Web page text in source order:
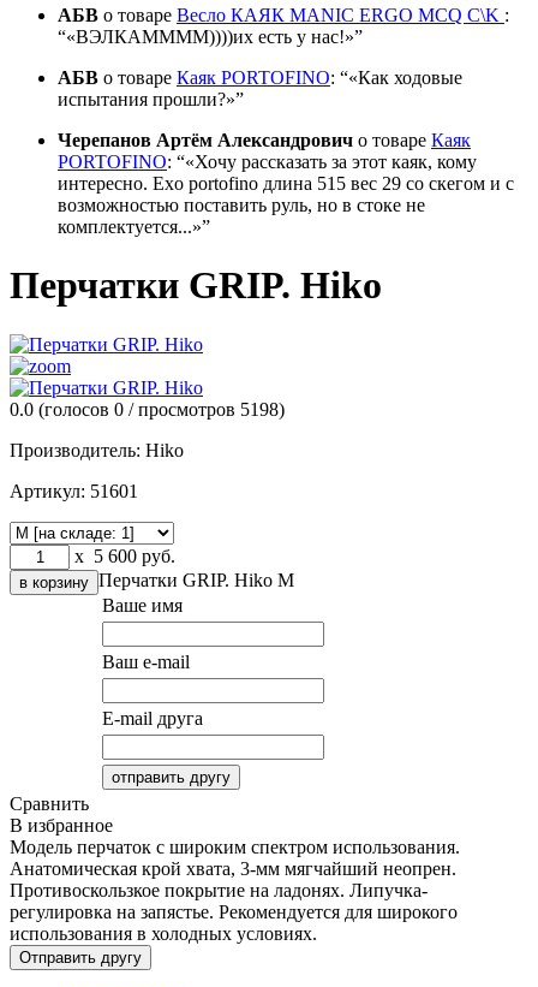
АБВ о товаре Весло КАЯК MANIC ERGO MCQ C\K :
«ВЭЛКАММММ))))их есть у нас!»
АБВ о товаре Каяк PORTOFINO:
«Как ходовые
испытания прошли?»
Черепанов Артём Александрович о товаре Каяк
PORTOFINO:
«Хочу рассказать за этот каяк, кому
интересно. Exo portofino длина 515 вес 29 со скегом и с
возможностью поставить руль, но в стоке не
комплектуется...»
Перчатки GRIP. Hiko
0.0 (голосов 0 / просмотров 5198)
Производитель: Hiko
Артикул: 51601
x 5 600 руб.
Перчатки GRIP. Hiko M
Ваше имя
Ваш e-mail
E-mail друга
Сравнить
В избранное
Модель перчаток с широким спектром использования.
Анатомическая крой хвата, 3-мм мягчайший неопрен.
Противоскользкое покрытие на ладонях. Липучка-
регулировка на запястье. Рекомендуется для широкого
использования в холодных условиях.